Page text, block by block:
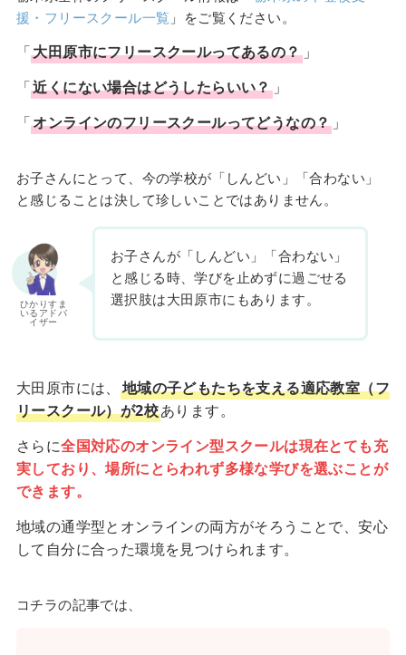
援・フリースクール一覧 」をご覧ください。
「大田原市にフリースクールってあるの？」
「近くにない場合はどうしたらいい？」
「オンラインのフリースクールってどうなの？ 」
お子さんにとって、今の学校が「しんどい」「合わない」
と感じることは決して珍しいことではありません。
ひかりすま
いるアドバ
イザー
お子さんが「しんどい」「合わない」
と感じる時、学びを止めずに過ごせる
選択肢は大田原市にもあります。
大田原市には、 地域の子どもたちを支える適応教室（フ
リースクール）が2校あります。
さらに全国対応のオンライン型スクールは現在とても充
実しており、場所にとらわれず多様な学びを選ぶことが
できます。
地域の通学型とオンラインの両方がそろうことで、安心
して自分に合った環境を見つけられます。
コチラの記事では、